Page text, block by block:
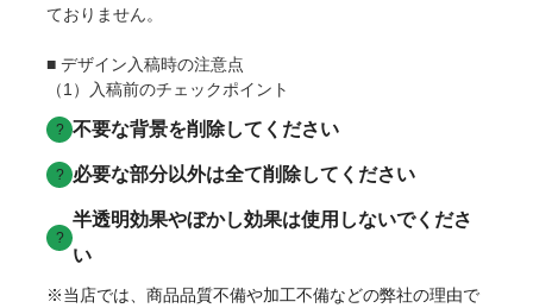
ておりません。
■ デザイン入稿時の注意点
（1）入稿前のチェックポイント
? 不要な背景を削除してください
? 必要な部分以外は全て削除してください
?
半透明効果やぼかし効果は使用しないでくださ
い
※当店では、商品品質不備や加工不備などの弊社の理由で